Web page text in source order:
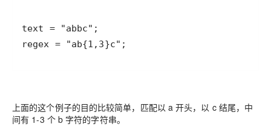
regex = "ab{1,3}c";
上面的这个例子的目的比较简单，匹配以 a 开头，以 c 结尾，中
间有 1-3 个 b 字符的字符串。